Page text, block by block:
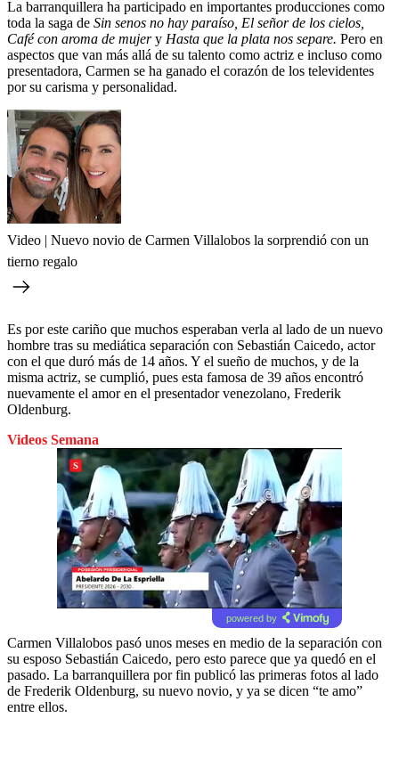
La barranquillera ha participado en importantes producciones como
toda la saga de Sin senos no hay paraíso, El señor de los cielos,
Café con aroma de mujery Hasta que la plata nos separe. Pero en
aspectos que van más allá de su talento como actriz e incluso como
presentadora, Carmen se ha ganado el corazón de los televidentes
por su carisma y personalidad.
Video | Nuevo novio de Carmen Villalobos la sorprendió con un
tierno regalo
Es por este cariño que muchos esperaban verla al lado de un nuevo
hombre tras su mediática separación con Sebastián Caicedo, actor
con el que duró más de 14 años. Y el sueño de muchos, y de la
misma actriz, se cumplió, pues esta famosa de 39 años encontró
nuevamente el amor en el presentador venezolano, Frederik
Oldenburg.
Videos Semana
powered by
Carmen Villalobos pasó unos meses en medio de la separación con
su esposo Sebastián Caicedo, pero esto parece que ya quedó en el
pasado. La barranquillera por fin publicó las primeras fotos al lado
de Frederik Oldenburg, su nuevo novio, y ya se dicen “te amo”
entre ellos.